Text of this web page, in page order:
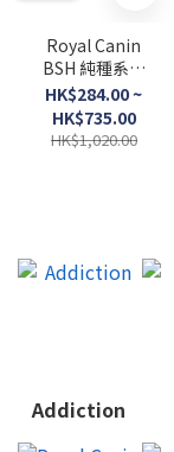
Royal Canin
BSH 純種系列
英短成貓專屬配
方．
2kg/4kg/10kg
HK$284.00 ~
HK$735.00
HK$1,020.00
Addiction